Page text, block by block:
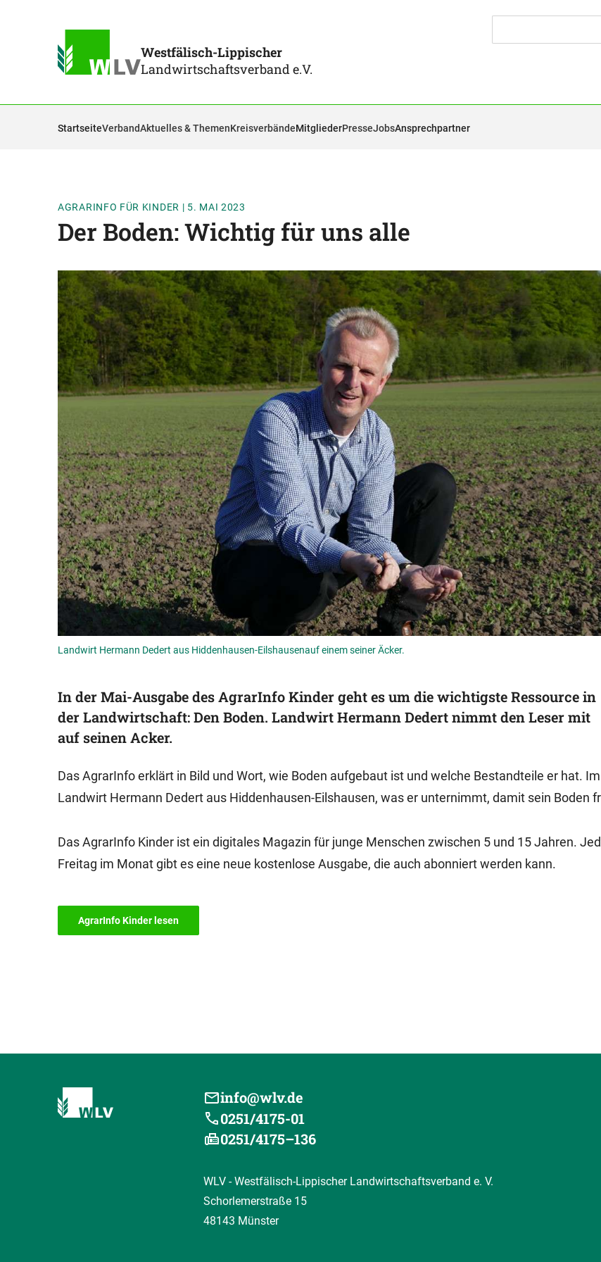
Westfälisch-Lippischer
Landwirtschaftsverband e.V.
StartseiteVerbandAktuelles & ThemenKreisverbändeMitgliederPresseJobsAnsprechpartner
AGRARINFO FÜR KINDER | 5. MAI 2023
Der Boden: Wichtig für uns alle
Landwirt Hermann Dedert aus Hiddenhausen-Eilshausenauf einem seiner Äcker.
In der Mai-Ausgabe des AgrarInfo Kinder geht es um die wichtigste Ressource in
der Landwirtschaft: Den Boden. Landwirt Hermann Dedert nimmt den Leser mit
auf seinen Acker.
Das AgrarInfo erklärt in Bild und Wort, wie Boden aufgebaut ist und welche Bestandteile er hat.
Landwirt Hermann Dedert aus Hiddenhausen-Eilshausen, was er unternimmt, damit sein Boden
Das AgrarInfo Kinder ist ein digitales Magazin für junge Menschen zwischen 5 und 15 Jahren.
Freitag im Monat gibt es eine neue kostenlose Ausgabe, die auch abonniert werden kann.
AgrarInfo Kinder lesen
info@wlv.de
0251/4175-01
0251/4175–136
WLV - Westfälisch-Lippischer Landwirtschaftsverband e. V.
Schorlemerstraße 15
48143 Münster